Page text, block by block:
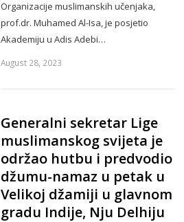
Organizacije muslimanskih učenjaka,
prof.dr. Muhamed Al-Isa, je posjetio
Akademiju u Adis Adebi…
August 28, 2023
Generalni sekretar Lige
muslimanskog svijeta je
održao hutbu i predvodio
džumu-namaz u petak u
Velikoj džamiji u glavnom
gradu Indije, Nju Delhiju